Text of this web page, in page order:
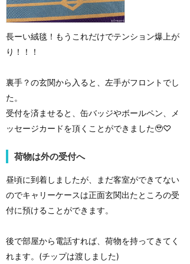
長ーい絨毯！もうこれだけでテンション爆上が
り！！！
裏手？の玄関から入ると、左手がフロントでし
た。
受付を済ませると、缶バッジやボールペン、メ
ッセージカードを頂くことができました🥹♡
荷物は外の受付へ
昼頃に到着しましたが、まだ客室ができてない
のでキャリーケースは正面玄関出たところの受
付に預けることができます。
後で部屋から電話すれば、荷物を持ってきてく
れます。(チップは渡しました)